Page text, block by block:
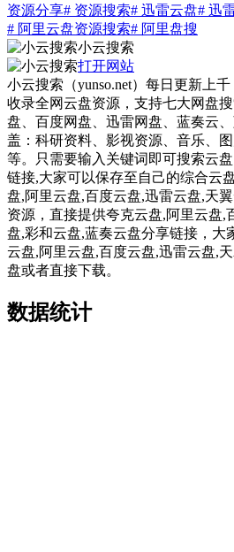
资源分享# 资源搜索# 迅雷云盘# 迅
# 阿里云盘资源搜索# 阿里盘搜
小云搜索
打开网站
小云搜索（yunso.net）每日更新上
收录全网云盘资源，支持七大网盘
盘、百度网盘、迅雷网盘、蓝奏云
盖：科研资料、影视资源、音乐、
等。只需要输入关键词即可搜索云
链接,大家可以保存至自己的综合云
盘,阿里云盘,百度云盘,迅雷云盘,天
资源，直接提供夸克云盘,阿里云盘,
盘,彩和云盘,蓝奏云盘分享链接，大
云盘,阿里云盘,百度云盘,迅雷云盘,
盘或者直接下载。
数据统计